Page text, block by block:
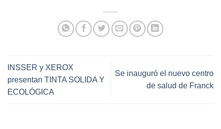
INSSER y XEROX
presentan TINTA SOLIDA Y
ECOLÓGICA
Se inauguró el nuevo centro
de salud de Franck